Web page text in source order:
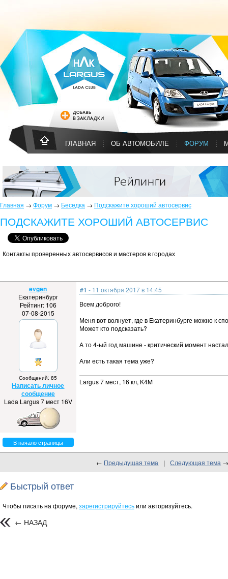
ГЛАВНАЯ ОБ АВТОМОБИЛЕ ФОРУМ
Главная → Форум → Беседка → Подскажите хороший автосервис
ПОДСКАЖИТЕ ХОРОШИЙ АВТОСЕРВИС
Контакты проверенных автосервисов и мастеров в городах
evgen
Екатеринбург
Рейтинг: 106
07-08-2015
Сообщений: 85
Написать личное
сообщение
Lada Largus 7 мест 16V
#1 - 11 октября 2017 в 14:45
Всем доброго!
Меня вот волнует, где в Екатеринбурге можно к
Может кто подсказать?
А то 4-ый год машине - критический момент
Али есть такая тема уже?
Largus 7 мест, 16 кл, K4M
В начало страницы
← Предыдущая тема | Следующая тема
Быстрый ответ
Чтобы писать на форуме, зарегистрируйтесьили авторизуйтесь.
← НАЗАД